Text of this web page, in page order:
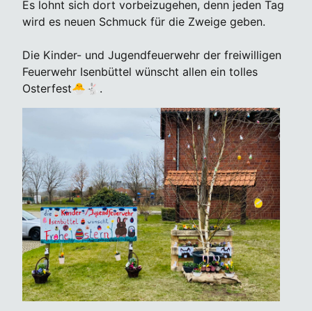
Es lohnt sich dort vorbeizugehen, denn jeden Tag
wird es neuen Schmuck für die Zweige geben.
Die Kinder- und Jugendfeuerwehr der freiwilligen
Feuerwehr Isenbüttel wünscht allen ein tolles
Osterfest🐣🐇.